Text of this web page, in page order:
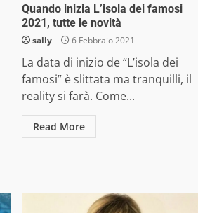
Quando inizia L’isola dei famosi
2021, tutte le novità
sally 6 Febbraio 2021
La data di inizio de “L’isola dei
famosi” è slittata ma tranquilli, il
reality si farà. Come...
Read More